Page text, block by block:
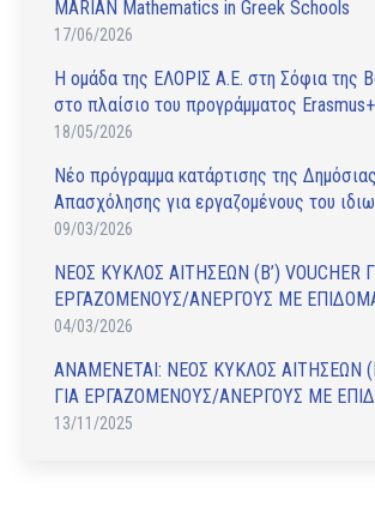
MARIAN Mathematics in Greek Schools
17/06/2026
Η ομάδα της ΕΛΟΡΙΣ Α.Ε. στη Σόφια της
στο πλαίσιο του προγράμματος
18/05/2026
Νέο πρόγραμμα κατάρτισης της
Απασχόλησης για εργαζομένους του
09/03/2026
ΝΕΟΣ ΚΥΚΛΟΣ ΑΙΤΗΣΕΩΝ (Β’) VOUCHER
ΕΡΓΑΖΟΜΕΝΟΥΣ/ΑΝΕΡΓΟΥΣ ΜΕ
04/03/2026
ΑΝAΜΕΝΕΤΑΙ: ΝΕΟΣ ΚΥΚΛΟΣ ΑΙΤΗΣΕΩΝ
ΓΙΑ ΕΡΓΑΖΟΜΕΝΟΥΣ/ΑΝΕΡΓΟΥΣ ΜΕ
13/11/2025